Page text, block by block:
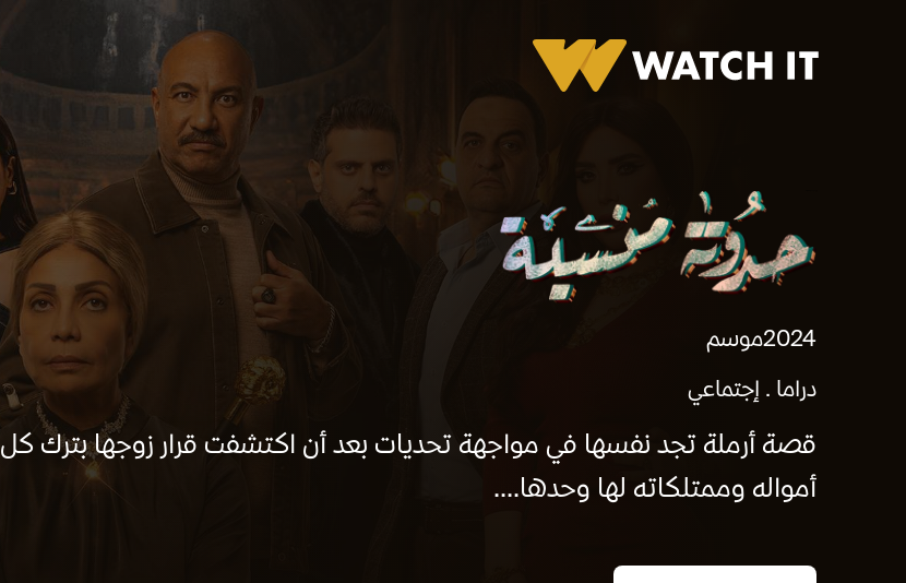
2024موسم
دراما
إجتماعي
قصة أرملة تجد نفسها في مواجهة تحديات بعد أن اكتشفت قرار زوجها بترك كل
أمواله وممتلكاته لها وحدها....